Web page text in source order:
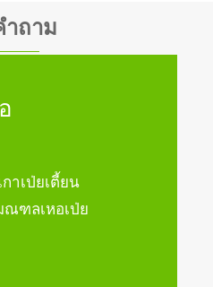
ำถาม
กาเป่ยเตี้ยน
ณฑลเหอเป่ย